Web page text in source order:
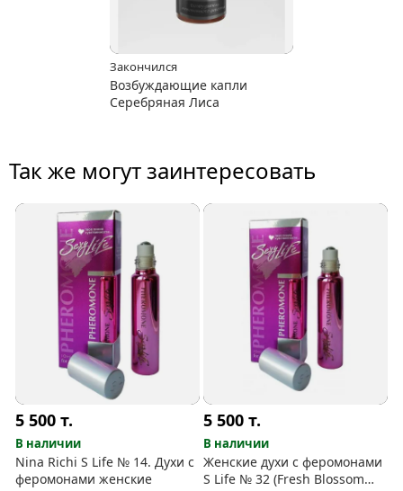
Закончился
Возбуждающие капли
Серебряная Лиса
Так же могут заинтересовать
5 500т.
В наличии
Nina Richi S Life № 14. Духи с
феромонами женские
5 500т.
В наличии
Женские духи с феромонами
S Life № 32 (Fresh Blossom